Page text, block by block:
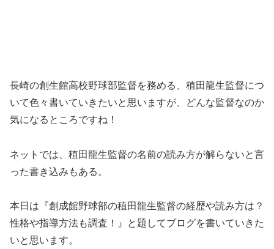
長崎の創生館高校野球部監督を務める、稙田龍生監督につ
いて色々書いていきたいと思いますが、どんな監督なのか
気になるところですね！
ネットでは、稙田龍生監督の名前の読み方が解らないと言
った書き込みもある。
本日は『創成館野球部の稙田龍生監督の経歴や読み方は？
性格や指導方法も調査！』と題してブログを書いていきた
いと思います。